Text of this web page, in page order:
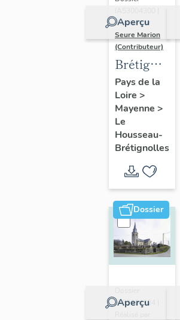
Aperçu
Réalisé par
Seure Marion
(Contributeur)
Brétignolles
:
présentation
de
l'ancienne
commune
Pays de la
Loire >
Mayenne >
Le
Housseau-
Brétignolles
Dossier
Aperçu
IA53004304 |